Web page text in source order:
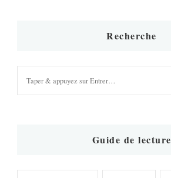
Recherche
Guide de lecture